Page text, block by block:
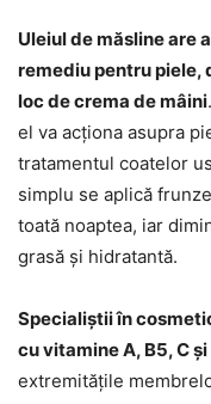
Uleiul de măsline are
remediu pentru piele,
loc de crema de mâini
el va acționa asupra
tratamentul coatelor
simplu se aplică
toată noaptea, iar
grasă și hidratantă.
Specialiștii în
cu vitamine A, B5, C
extremitățile